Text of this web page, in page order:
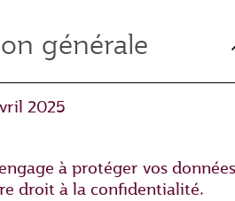
générale
2025
à protéger vos données
droit à la confidentialité.